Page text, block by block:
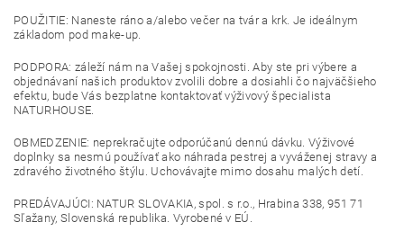
POUŽITIE: Naneste ráno a/alebo večer na tvár a krk. Je ideálnym
základom pod make-up.
PODPORA: záleží nám na Vašej spokojnosti. Aby ste pri výbere a
objednávaní našich produktov zvolili dobre a dosiahli čo najväčšieho
efektu, bude Vás bezplatne kontaktovať výživový špecialista
NATURHOUSE.
OBMEDZENIE: neprekračujte odporúčanú dennú dávku. Výživové
doplnky sa nesmú používať ako náhrada pestrej a vyváženej stravy a
zdravého životného štýlu. Uchovávajte mimo dosahu malých detí.
PREDÁVAJÚCI: NATUR SLOVAKIA, spol. s r.o., Hrabina 338, 951 71
Sľažany, Slovenská republika. Vyrobené v EÚ.